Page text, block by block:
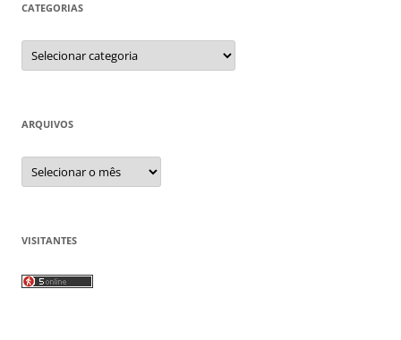
CATEGORIAS
Categorias
ARQUIVOS
Arquivos
VISITANTES